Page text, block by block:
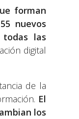
forman
nuevos
las
digital
de la
El
los